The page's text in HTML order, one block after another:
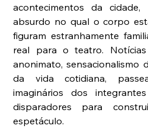
acontecimentos da
absurdo no qual o corpo
figuram estranhamente
real para o teatro.
anonimato, sensacionalismo
da vida cotidiana,
imaginários dos
disparadores para
espetáculo.